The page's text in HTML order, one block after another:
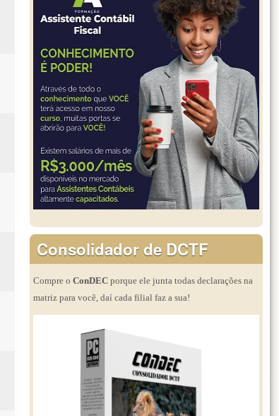
Consolidador de DCTF
Compre o ConDEC porque ele junta todas declarações na
matriz para você, daí cada filial faz a sua!